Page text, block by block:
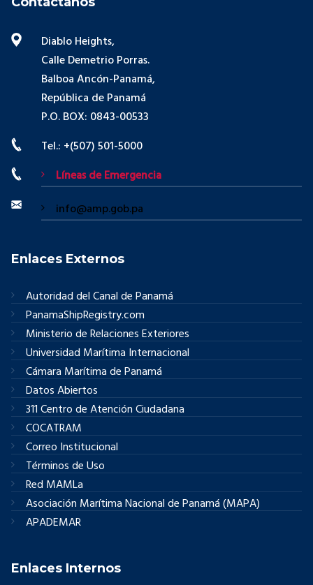
Diablo Heights,
Calle Demetrio Porras.
Balboa Ancón-Panamá,
República de Panamá
P.O. BOX: 0843-00533
Tel.: +(507) 501-5000
Líneas de Emergencia
info@amp.gob.pa
Enlaces Externos
Autoridad del Canal de Panamá
PanamaShipRegistry.com
Ministerio de Relaciones Exteriores
Universidad Marítima Internacional
Cámara Marítima de Panamá
Datos Abiertos
311 Centro de Atención Ciudadana
COCATRAM
Correo Institucional
Términos de Uso
Red MAMLa
Asociación Marítima Nacional de Panamá (MAPA)
APADEMAR
Enlaces Internos